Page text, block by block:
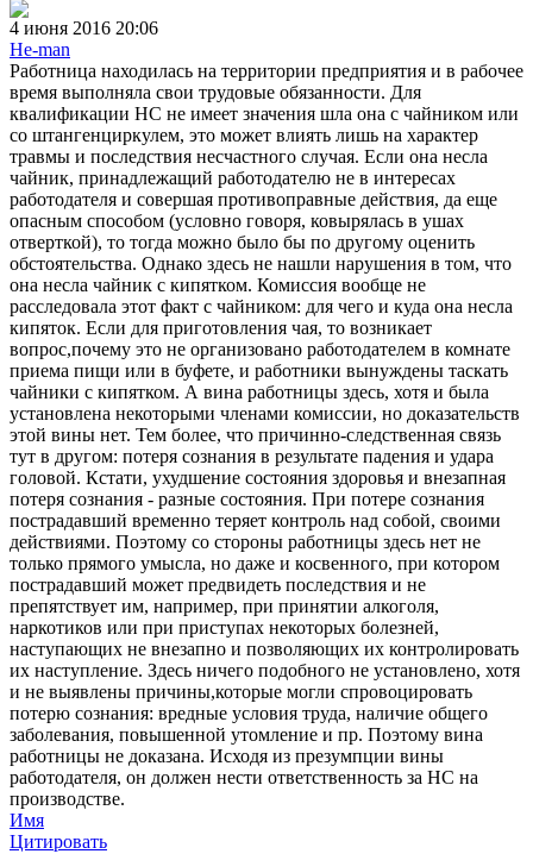
4 июня 2016 20:06
He-man
Работница находилась на территории предприятия и в рабочее
время выполняла свои трудовые обязанности. Для
квалификации НС не имеет значения шла она с чайником или
со штангенциркулем, это может влиять лишь на характер
травмы и последствия несчастного случая. Если она несла
чайник, принадлежащий работодателю не в интересах
работодателя и совершая противоправные действия, да еще
опасным способом (условно говоря, ковырялась в ушах
отверткой), то тогда можно было бы по другому оценить
обстоятельства. Однако здесь не нашли нарушения в том, что
она несла чайник с кипятком. Комиссия вообще не
расследовала этот факт с чайником: для чего и куда она несла
кипяток. Если для приготовления чая, то возникает
вопрос,почему это не организовано работодателем в комнате
приема пищи или в буфете, и работники вынуждены таскать
чайники с кипятком. А вина работницы здесь, хотя и была
установлена некоторыми членами комиссии, но доказательств
этой вины нет. Тем более, что причинно-следственная связь
тут в другом: потеря сознания в результате падения и удара
головой. Кстати, ухудшение состояния здоровья и внезапная
потеря сознания - разные состояния. При потере сознания
пострадавший временно теряет контроль над собой, своими
действиями. Поэтому со стороны работницы здесь нет не
только прямого умысла, но даже и косвенного, при котором
пострадавший может предвидеть последствия и не
препятствует им, например, при принятии алкоголя,
наркотиков или при приступах некоторых болезней,
наступающих не внезапно и позволяющих их контролировать
их наступление. Здесь ничего подобного не установлено, хотя
и не выявлены причины,которые могли спровоцировать
потерю сознания: вредные условия труда, наличие общего
заболевания, повышенной утомление и пр. Поэтому вина
работницы не доказана. Исходя из презумпции вины
работодателя, он должен нести ответственность за НС на
производстве.
Имя
Цитировать